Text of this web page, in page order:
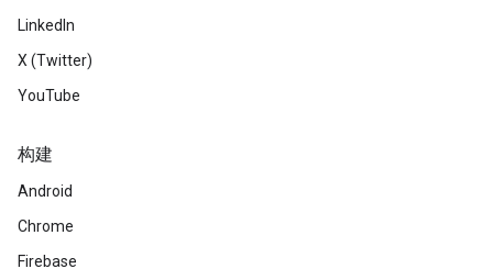
LinkedIn
X (Twitter)
YouTube
构建
Android
Chrome
Firebase